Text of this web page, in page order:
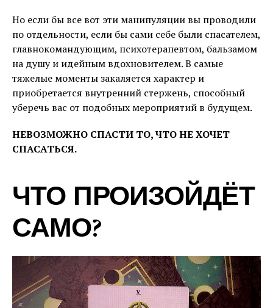
Но если бы все вот эти манипуляции вы проводили
по отдельности, если бы сами себе были спасателем,
главнокомандующим, психотерапевтом, бальзамом
на душу и идейным вдохновителем. В самые
тяжелые моменты закаляется характер и
приобретается внутренний стержень, способный
уберечь вас от подобных мероприятий в будущем.
НЕВОЗМОЖНО СПАСТИ ТО, ЧТО НЕ ХОЧЕТ
СПАСАТЬСЯ.
ЧТО ПРОИЗОЙДЁТ
САМО?